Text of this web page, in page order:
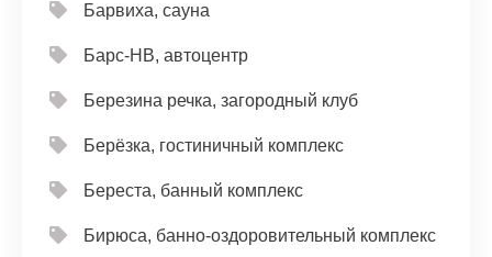
Барвиха, сауна
Барс-НВ, автоцентр
Березина речка, загородный клуб
Берёзка, гостиничный комплекс
Береста, банный комплекс
Бирюса, банно-оздоровительный комплекс